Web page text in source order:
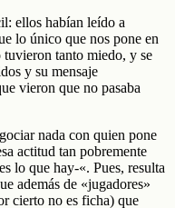
ellos habían leído a
lo único que nos pone en
tanto miedo, y se
y su mensaje
vieron que no pasaba
nada con quien pone
actitud tan pobremente
lo que hay-«. Pues, resulta
además de «jugadores»
cierto no es ficha) que